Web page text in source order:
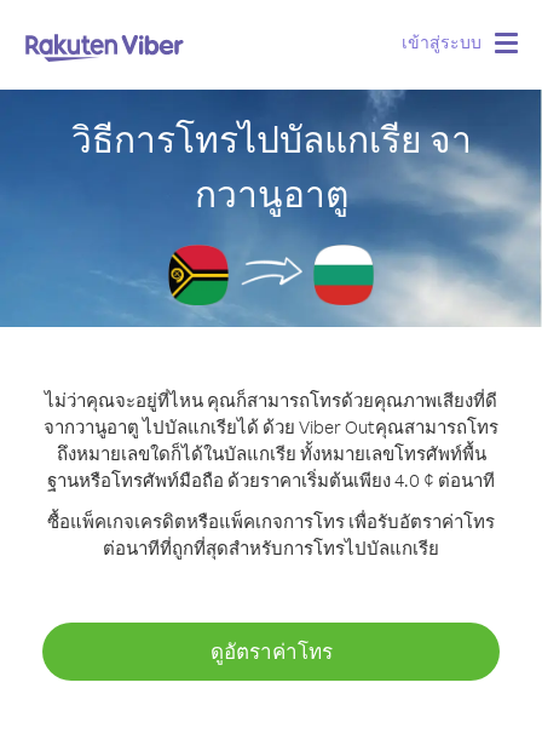
เข้าสู่ระบบ
วิธีการโทรไปบัลแกเรีย จา
กวานูอาตู
ไม่ว่าคุณจะอยู่ที่ไหน คุณก็สามารถโทรด้วยคุณภาพเสียงที่ดี
จากวานูอาตู ไปบัลแกเรียได้ ด้วย Viber Outคุณสามารถโทร
ถึงหมายเลขใดก็ได้ในบัลแกเรีย ทั้งหมายเลขโทรศัพท์พื้น
ฐานหรือโทรศัพท์มือถือ ด้วยราคาเริ่มต้นเพียง 4.0 ¢ ต่อนาที
ซื้อแพ็คเกจเครดิตหรือแพ็คเกจการโทร เพื่อรับอัตราค่าโทร
ต่อนาทีที่ถูกที่สุดสำหรับการโทรไปบัลแกเรีย
ดูอัตราค่าโทร